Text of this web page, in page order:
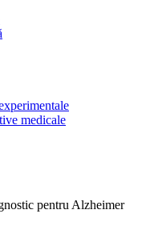
medicale
pentru Alzheimer